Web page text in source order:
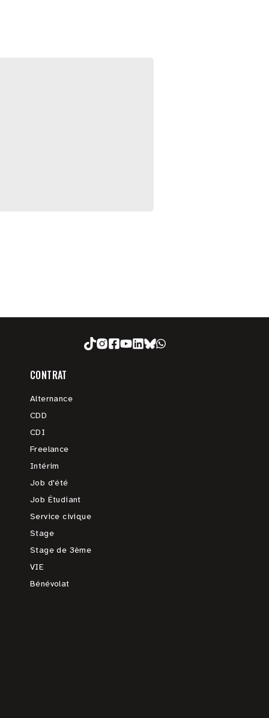
CONTRAT
Alternance
CDD
CDI
Freelance
Intérim
Job d'été
Job Étudiant
Service civique
Stage
Stage de 3ème
VIE
Bénévolat